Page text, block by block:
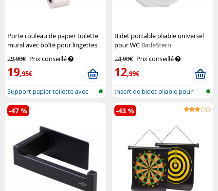
Porte rouleau de papier toilette
mural avec boîte pour lingettes
29,90€ Prix conseillé
19,95€
Support papier toilette avec
boîte...
Bidet portable pliable universel
pour WC BadeStern
24,90€ Prix conseillé
12,99€
Insert de bidet pliable pour
toilet...
-47 % -43 %